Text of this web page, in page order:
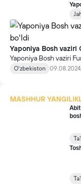
Yaponiya Bosh vaziri
Yaponiya Bosh vaziri
zilzila xavfi mavjudligi
Oʻzbekiston
MASHHUR